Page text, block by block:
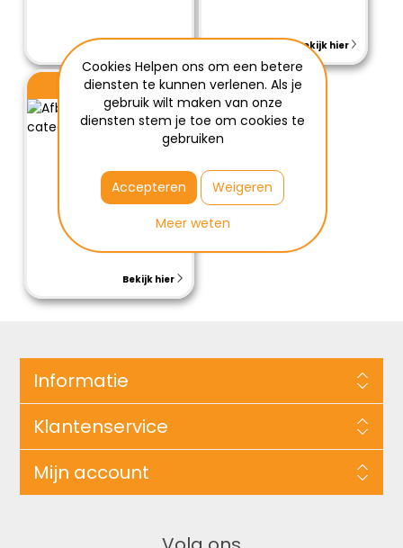
Bekijk hier
PE putten
Bekijk hier
Informatie
Klantenservice
Mijn account
Cookies Helpen ons om een betere
diensten te kunnen verlenen. Als je
gebruik wilt maken van onze
diensten stem je toe om cookies te
gebruiken
Accepteren
Weigeren
Meer weten